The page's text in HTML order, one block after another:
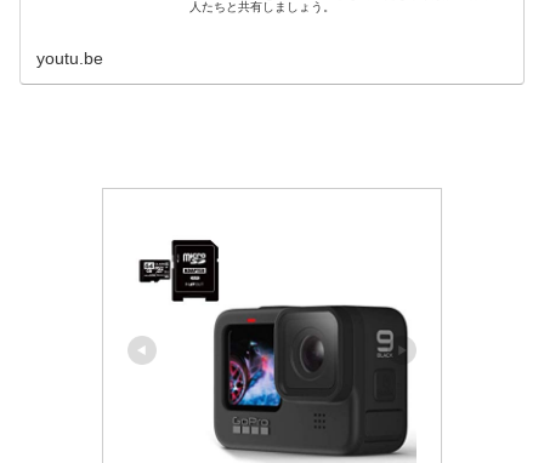
人たちと共有しましょう。
youtu.be